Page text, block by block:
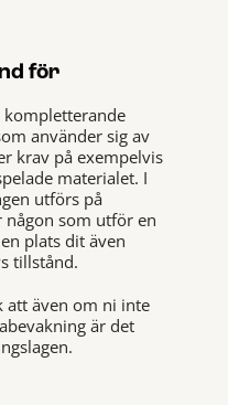
för
kompletterande
använder sig av
krav på exempelvis
materialet. I
utförs på
någon som utför en
plats dit även
tillstånd.
att även om ni inte
är det